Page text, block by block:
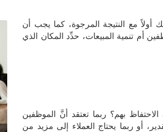
مع النتيجة المرجوة، كما يجب أن
أم تنمية المبيعات، حدِّد المكان الذي
بهم؟ ربما تعتقد أنَّ الموظفين
أو ربما يحتاج العملاء إلى مزيد من